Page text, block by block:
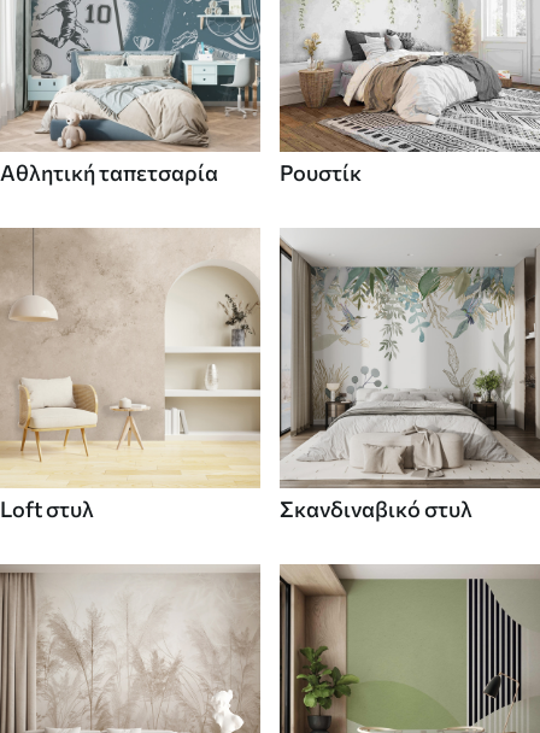
Αθλητική ταπετσαρία Ρουστίκ
Loft στυλ Σκανδιναβικό στυλ